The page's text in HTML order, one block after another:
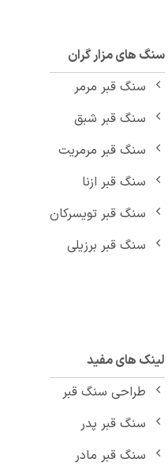
سنگ های مزار گران
سنگ قبر مرمر
سنگ قبر شبق
سنگ قبر مرمریت
سنگ قبر ازنا
سنگ قبر تویسرکان
سنگ قبر برزیلی
لینک های مفید
طراحی سنگ قبر
سنگ قبر پدر
سنگ قبر مادر